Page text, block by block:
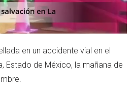
en un accidente vial en el
Estado de México, la mañana de